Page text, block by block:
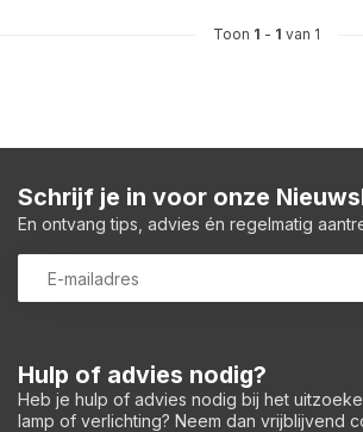
Toon 1 - 1 van 1
Hulp of advies nodig?
Heb je hulp of advies nodig bij het
lamp of verlichting? Neem dan vrijblijvend
Schrijf je in voor onze
En ontvang tips, advies én regelmatig